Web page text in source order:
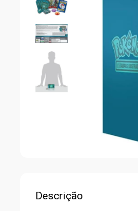
Descrição